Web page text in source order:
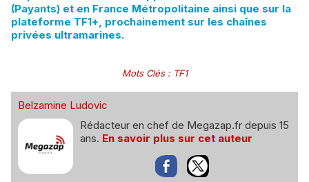
(Payants) et en France Métropolitaine ainsi que sur la
plateforme TF1+, prochainement sur les chaînes
privées ultramarines.
Mots Clés: TF1
Belzamine Ludovic
Rédacteur en chef de Megazap.fr depuis 15
ans. En savoir plus sur cet auteur